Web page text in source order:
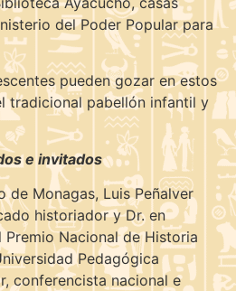
del Poder Popular para
pueden gozar en estos
tradicional pabellón infantil y
e invitados
de Monagas, Luis Peñalver
historiador y Dr. en
Nacional de Historia
Pedagógica
conferencista nacional e